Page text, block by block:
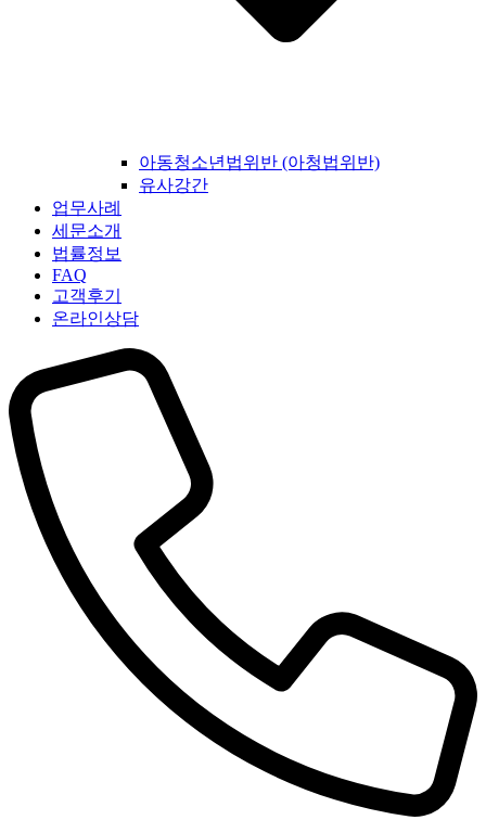
아동청소년법위반 (아청법위반)
유사강간
업무사례
세문소개
법률정보
FAQ
고객후기
온라인상담